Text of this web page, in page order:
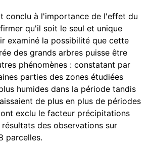
conclu à l'importance de l'effet du
qu'il soit le seul et unique
examiné la possibilité que cette
des grands arbres puisse être
phénomènes : constatant par
parties des zones étudiées
humides dans la période tandis
de plus en plus de périodes
exclu le facteur précipitations
des observations sur
parcelles.